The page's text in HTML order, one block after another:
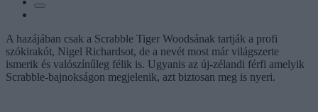
A hazájában csak a Scrabble Tiger Woodsának tartják a profi
szókirakót, Nigel Richardsot, de a nevét most már világszerte
ismerik és valószínűleg félik is. Ugyanis az új-zélandi férfi amelyik
Scrabble-bajnokságon megjelenik, azt biztosan meg is nyeri.